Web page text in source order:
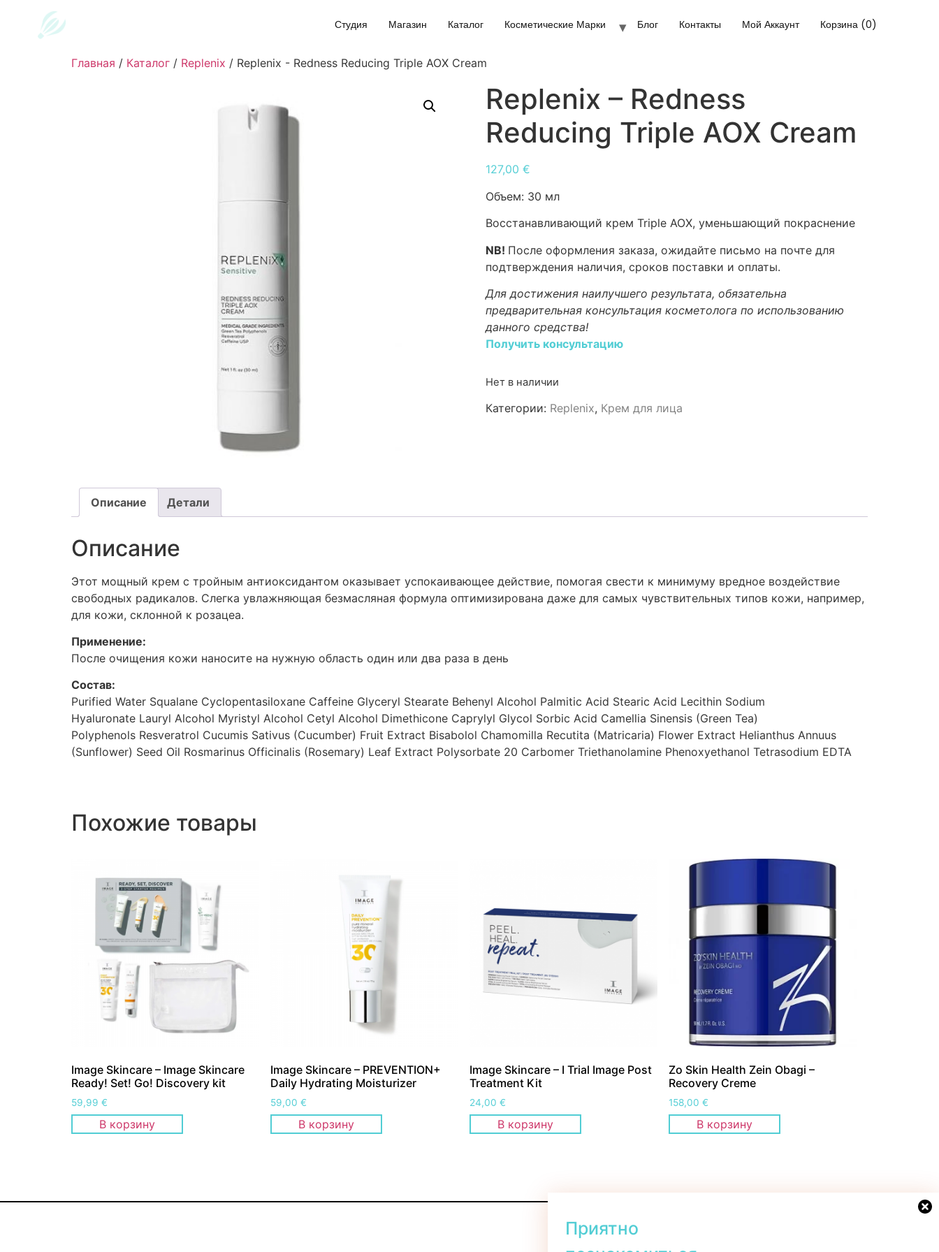
Студия Магазин Каталог Косметические Марки Блог Контакты Мой Аккаунт Корзина (0)
Главная / Каталог / Replenix / Replenix - Redness Reducing Triple AOX Cream
Replenix – Redness
Reducing Triple AOX Cream
127,00 €
Объем: 30 мл
Восстанавливающий крем Triple AOX, уменьшающий покраснение
NB! После оформления заказа, ожидайте письмо на почте для
подтверждения наличия, сроков поставки и оплаты.
Для достижения наилучшего результата, обязательна
предварительная консультация косметолога по использованию
данного средства!
Получить консультацию
Нет в наличии
Категории: Replenix, Крем для лица
Описание Детали
Описание
Этот мощный крем с тройным антиоксидантом оказывает успокаивающее действие, помогая свести к минимуму вредное воздействие
свободных радикалов. Слегка увлажняющая безмасляная формула оптимизирована даже для самых чувствительных типов кожи, например,
для кожи, склонной к розацеа.
Применение:
После очищения кожи наносите на нужную область один или два раза в день
Состав:
Purified Water Squalane Cyclopentasiloxane Caffeine Glyceryl Stearate Behenyl Alcohol Palmitic Acid Stearic Acid Lecithin Sodium
Hyaluronate Lauryl Alcohol Myristyl Alcohol Cetyl Alcohol Dimethicone Caprylyl Glycol Sorbic Acid Camellia Sinensis (Green Tea)
Polyphenols Resveratrol Cucumis Sativus (Cucumber) Fruit Extract Bisabolol Chamomilla Recutita (Matricaria) Flower Extract Helianthus Annuus
(Sunflower) Seed Oil Rosmarinus Officinalis (Rosemary) Leaf Extract Polysorbate 20 Carbomer Triethanolamine Phenoxyethanol Tetrasodium EDTA
Приятно
Похожие товары
Image Skincare – Image Skincare
Ready! Set! Go! Discovery kit
59,99 €
В корзину
Image Skincare – PREVENTION+
Daily Hydrating Moisturizer
59,00 €
В корзину
Image Skincare – I Trial Image Post
Treatment Kit
24,00 €
В корзину
Zo Skin Health Zein Obagi –
Recovery Creme
158,00 €
В корзину